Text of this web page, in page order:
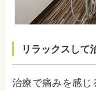
リラックスして
治療で痛みを感じ